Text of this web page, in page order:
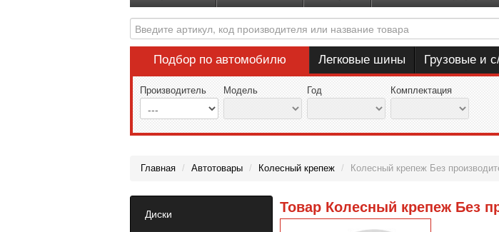
Подбор по автомобилю Легковые шины Грузовые и
Производитель Модель Год Комплектация
Главная / Автотовары / Колесный крепеж / Колесный крепеж Без
Диски Товар Колесный крепеж Без